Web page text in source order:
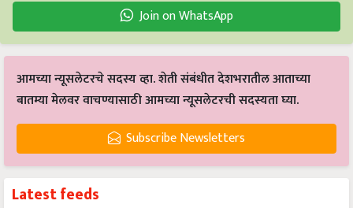
Join on WhatsApp
आमच्या न्यूसलेटरचे सदस्य व्हा. शेती संबंधीत देशभरातील आताच्या
बातम्या मेलवर वाचण्यासाठी आमच्या न्यूसलेटरची सदस्यता घ्या.
Subscribe Newsletters
Latest feeds